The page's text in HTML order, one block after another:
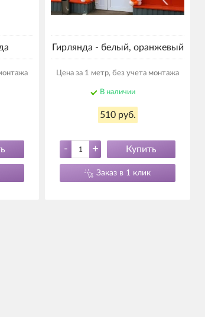
Гирлянда - белый, оранжевый
Цена за 1 метр, без учета монтажа
В наличии
510 руб.
- + Купить
Заказ в 1 клик